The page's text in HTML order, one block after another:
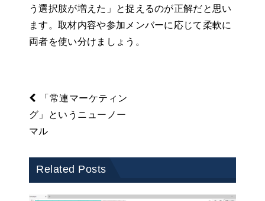
う選択肢が増えた」と捉えるのが正解だと思い
ます。取材内容や参加メンバーに応じて柔軟に
両者を使い分けましょう。
「常連マーケティン
グ」というニューノー
マル
Related Posts